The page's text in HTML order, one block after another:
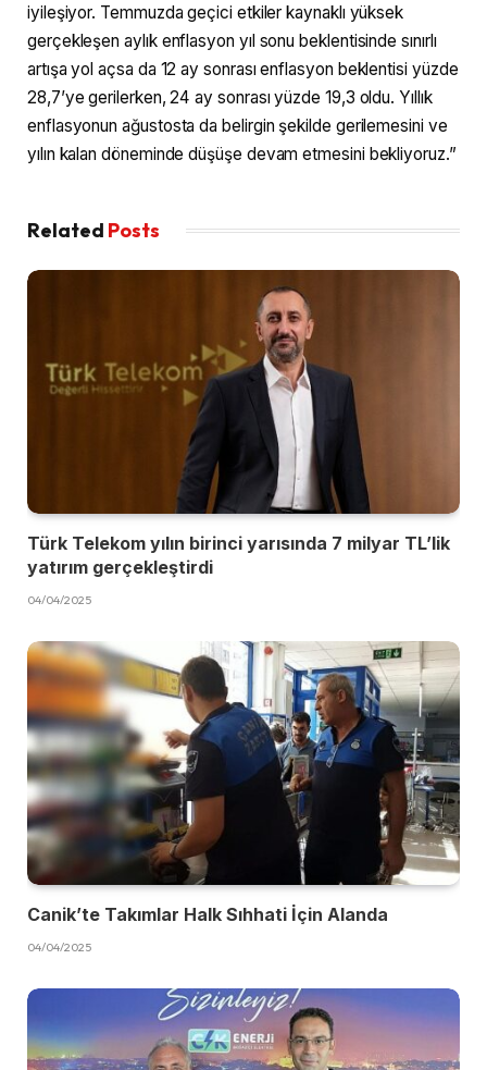
iyileşiyor. Temmuzda geçici etkiler kaynaklı yüksek
gerçekleşen aylık enflasyon yıl sonu beklentisinde sınırlı
artışa yol açsa da 12 ay sonrası enflasyon beklentisi yüzde
28,7’ye gerilerken, 24 ay sonrası yüzde 19,3 oldu. Yıllık
enflasyonun ağustosta da belirgin şekilde gerilemesini ve
yılın kalan döneminde düşüşe devam etmesini bekliyoruz.”
Related Posts
Türk Telekom yılın birinci yarısında 7 milyar TL’lik
yatırım gerçekleştirdi
04/04/2025
Canik’te Takımlar Halk Sıhhati İçin Alanda
04/04/2025